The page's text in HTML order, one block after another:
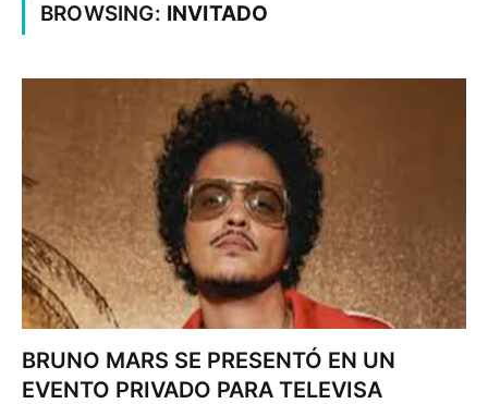
BROWSING: INVITADO
BRUNO MARS SE PRESENTÓ EN UN
EVENTO PRIVADO PARA TELEVISA